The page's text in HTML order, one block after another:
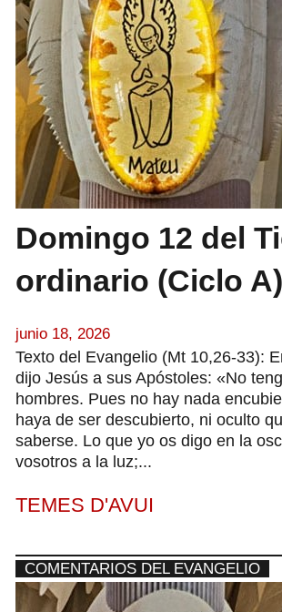
Domingo 12 del
ordinario (Ciclo A)
junio 18, 2026
Texto del Evangelio (Mt 10,26-33):
dijo Jesús a sus Apóstoles: «No
hombres. Pues no hay nada
haya de ser descubierto, ni oculto
saberse. Lo que yo os digo en la
vosotros a la luz;...
TEMES D'AVUI
COMENTARIOS DEL EVANGELIO